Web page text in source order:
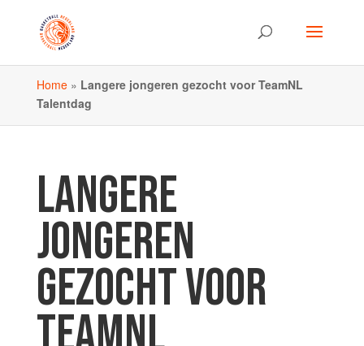
Home» Langere jongeren gezocht voor TeamNL
Talentdag
LANGERE
JONGEREN
GEZOCHT VOOR